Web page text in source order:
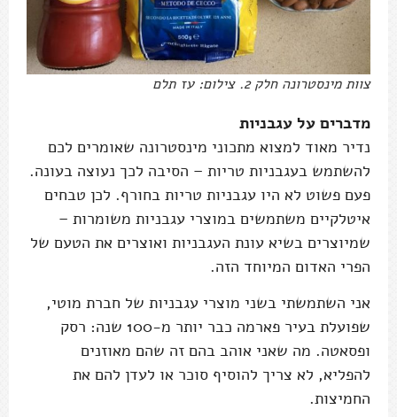
צוות מינסטרונה חלק 2. צילום: עז תלם
מדברים על עגבניות
נדיר מאוד למצוא מתכוני מינסטרונה שאומרים לכם
להשתמש בעגבניות טריות – הסיבה לכך נעוצה בעונה.
פעם פשוט לא היו עגבניות טריות בחורף. לכן טבחים
איטלקיים משתמשים במוצרי עגבניות משומרות –
שמיוצרים בשיא עונת העגבניות ואוצרים את הטעם של
הפרי האדום המיוחד הזה.
אני השתמשתי בשני מוצרי עגבניות של חברת מוטי,
שפועלת בעיר פארמה כבר יותר מ-100 שנה: רסק
ופסאטה. מה שאני אוהב בהם זה שהם מאוזנים
להפליא, לא צריך להוסיף סוכר או לעדן להם את
החמיצות.